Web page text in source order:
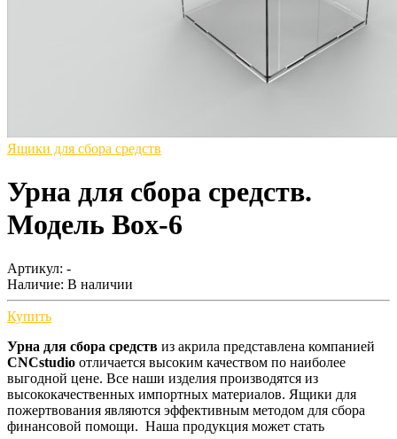
Ящики для сбора средств
Урна для сбора средств.
Модель Box-6
Артикул: -
Наличие: В наличии
Купить
Урна для сбора средств из акрила представлена компанией
CNCstudio отличается высоким качеством по наиболее
выгодной цене. Все наши изделия производятся из
высококачественных импортных материалов. Ящики для
пожертвования являются эффективным методом для сбора
финансовой помощи. Наша продукция может стать